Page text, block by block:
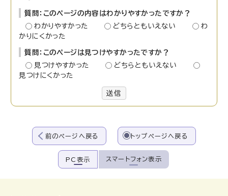
質問：このページの内容はわかりやすかったですか？
わかりやすかった
どちらともいえない
わ
かりにくかった
質問：このページは見つけやすかったですか？
見つけやすかった
どちらともいえない
見つけにくかった
送信
前のページへ戻る トップページへ戻る
PC表示 スマートフォン表示